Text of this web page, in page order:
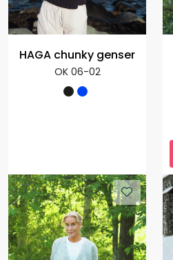
HAGA chunky genser
OK 06-02